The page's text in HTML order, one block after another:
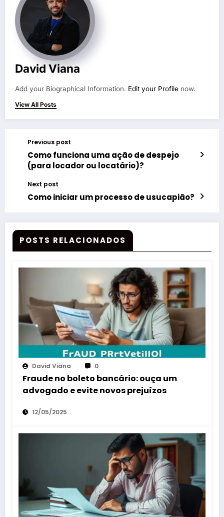
David Viana
Add your Biographical Information. Edit your Profile now.
View All Posts
Previous post
Como funciona uma ação de despejo
(para locador ou locatário)?
Next post
Como iniciar um processo de usucapião?
POSTS RELACIONADOS
David Viana 0
Fraude no boleto bancário: ouça um
advogado e evite novos prejuízos
12/05/2025